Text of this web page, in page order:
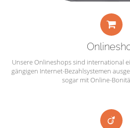
Unsere Onlineshops sind international
gängigen Internet-Bezahlsystemen
sogar mit Online-